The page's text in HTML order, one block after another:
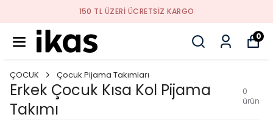
150 TL ÜZERI ÜCRETSIZ KARGO
0
ÇOCUK Çocuk Pijama Takımları
Erkek Çocuk Kısa Kol Pijama
Takımı
0
ürün